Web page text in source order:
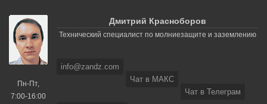
Пн-Пт,
7:00-16:00
Дмитрий Красноборов
Технический специалист по молниезащите и заземлению
info@zandz.com
Чат в МАКС
Чат в Телеграм